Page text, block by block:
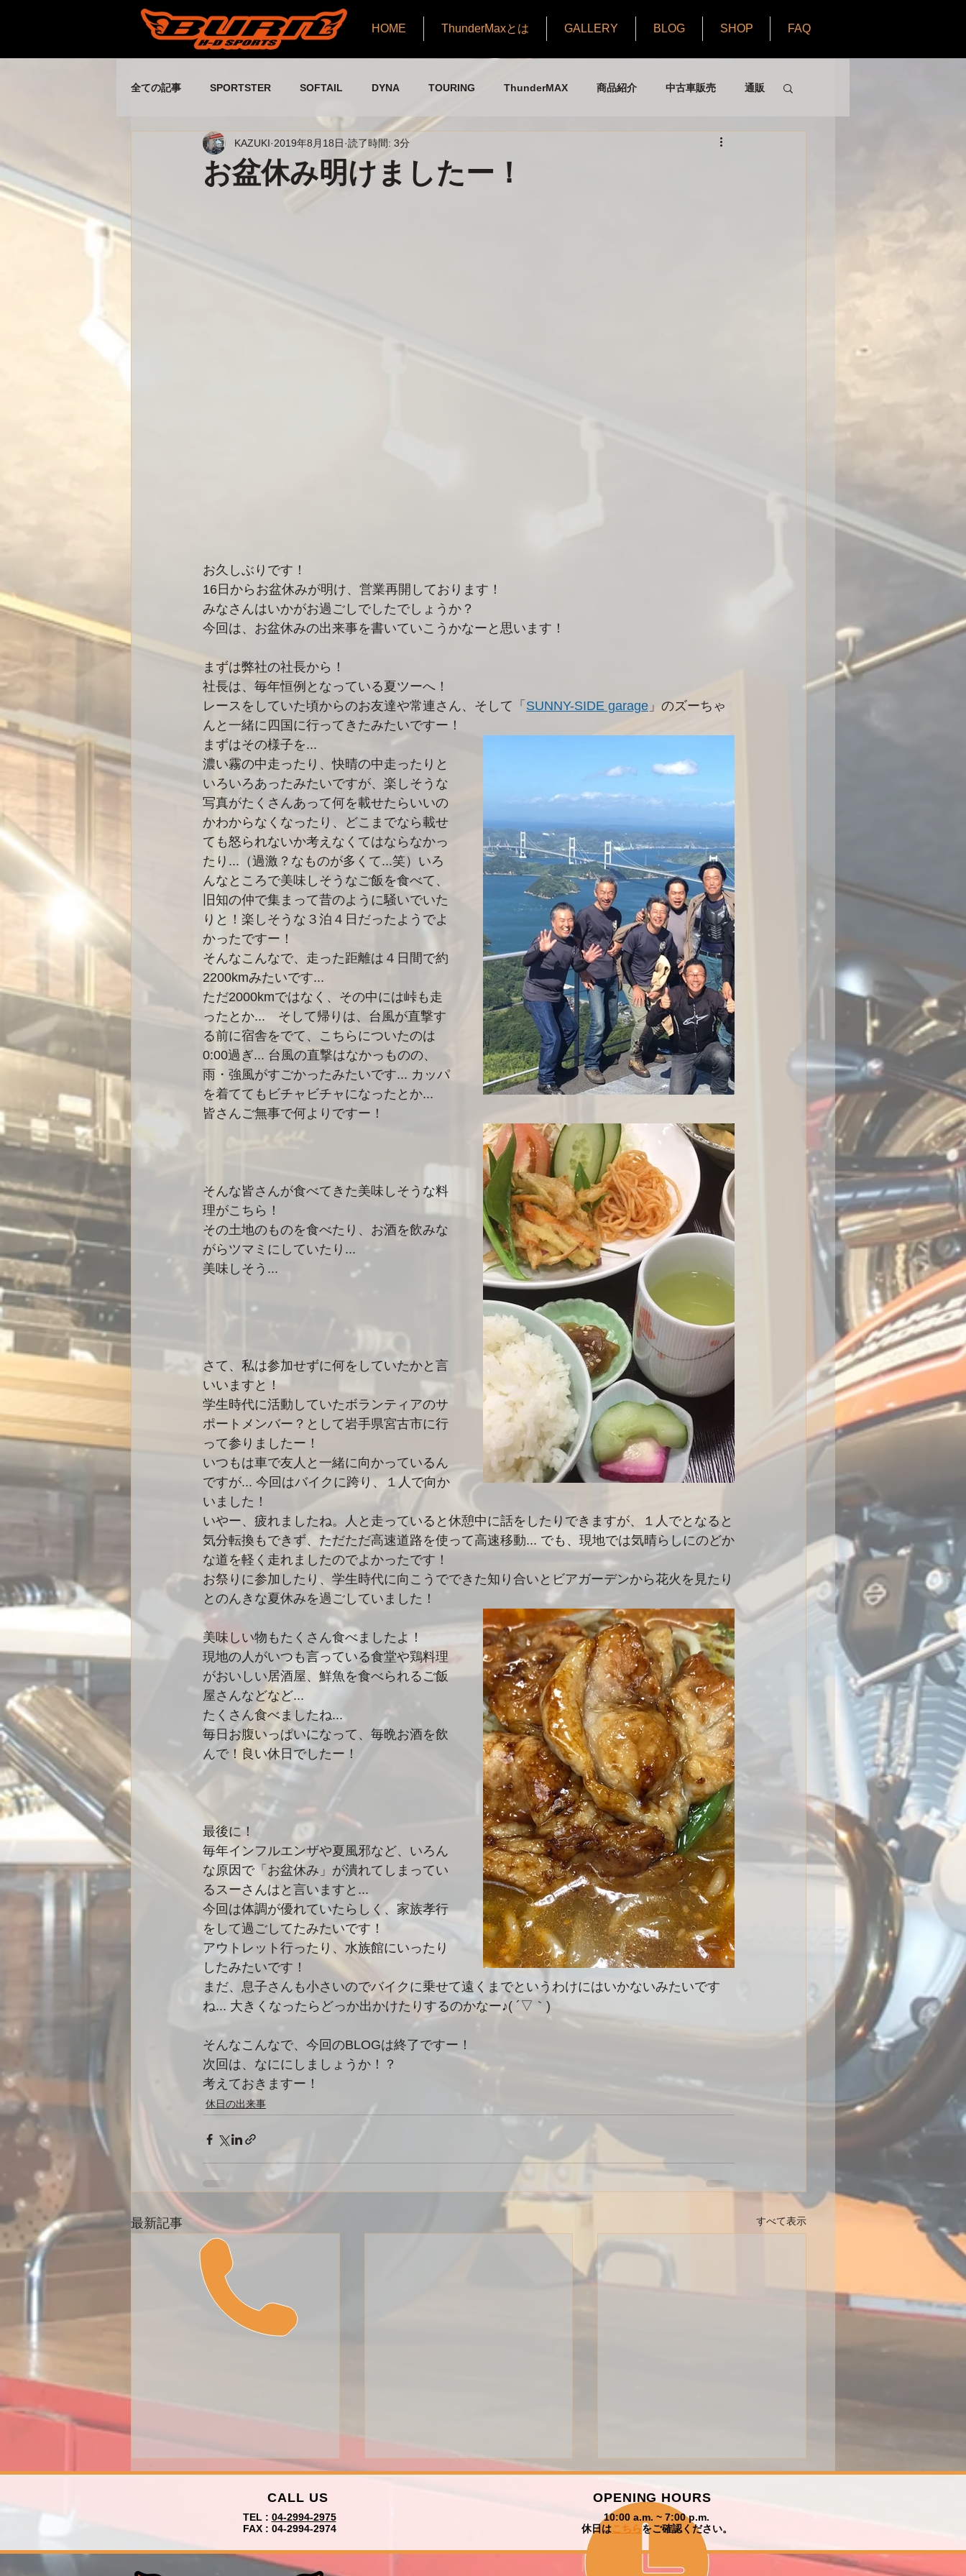
HOME ThunderMaxとは GALLERY BLOG SHOP FAQ
全ての記事 SPORTSTER SOFTAIL DYNA TOURING ThunderMAX 商品紹介 中古車販売 通販
休日の出来事 Buell 旧スタッフブログ part1
お盆休み明けましたー！
KAZUKI 2019年8月18日 読了時間: 3分
お久しぶりです！
16日からお盆休みが明け、営業再開しております！
みなさんはいかがお過ごしでしたでしょうか？
今回は、お盆休みの出来事を書いていこうかなーと思います！
まずは弊社の社長から！
社長は、毎年恒例となっている夏ツーへ！
レースをしていた頃からのお友達や常連さん、そして「 SUNNY-SIDE garage 」のズーちゃ
んと一緒に四国に行ってきたみたいですー！
まずはその様子を...
濃い霧の中走ったり、快晴の中走ったりと
いろいろあったみたいですが、楽しそうな
写真がたくさんあって何を載せたらいいの
かわからなくなったり、どこまでなら載せ
ても怒られないか考えなくてはならなかっ
たり...（過激？なものが多くて...笑）いろ
んなところで美味しそうなご飯を食べて、
旧知の仲で集まって昔のように騒いでいた
りと！楽しそうな３泊４日だったようでよ
かったですー！
そんなこんなで、走った距離は４日間で約
2200kmみたいです...
ただ2000kmではなく、その中には峠も走
ったとか...　そして帰りは、台風が直撃す
る前に宿舎をでて、こちらについたのは
0:00過ぎ... 台風の直撃はなかっものの、
雨・強風がすごかったみたいです... カッパ
を着ててもビチャビチャになったとか...
皆さんご無事で何よりですー！
そんな皆さんが食べてきた美味しそうな料
理がこちら！
その土地のものを食べたり、お酒を飲みな
がらツマミにしていたり...
美味しそう...
さて、私は参加せずに何をしていたかと言
いいますと！
学生時代に活動していたボランティアのサ
ポートメンバー？として岩手県宮古市に行
って参りましたー！
いつもは車で友人と一緒に向かっているん
ですが... 今回はバイクに跨り、１人で向か
いました！
いやー、疲れましたね。人と走っていると休憩中に話をしたりできますが、１人でとなると
気分転換もできず、ただただ高速道路を使って高速移動... でも、現地では気晴らしにのどか
な道を軽く走れましたのでよかったです！
お祭りに参加したり、学生時代に向こうでできた知り合いとビアガーデンから花火を見たり
とのんきな夏休みを過ごしていました！
美味しい物もたくさん食べましたよ！
現地の人がいつも言っている食堂や鶏料理
がおいしい居酒屋、鮮魚を食べられるご飯
屋さんなどなど...
たくさん食べましたね...
毎日お腹いっぱいになって、毎晩お酒を飲
んで！良い休日でしたー！
最後に！
毎年インフルエンザや夏風邪など、いろん
な原因で「お盆休み」が潰れてしまってい
るスーさんはと言いますと...
今回は体調が優れていたらしく、家族孝行
をして過ごしてたみたいです！
アウトレット行ったり、水族館にいったり
したみたいです！
まだ、息子さんも小さいのでバイクに乗せて遠くまでというわけにはいかないみたいです
ね... 大きくなったらどっか出かけたりするのかなー♪( ´▽｀)
そんなこんなで、今回のBLOGは終了ですー！
次回は、なににしましょうか！？
考えておきますー！
休日の出来事
最新記事 すべて表示
先日の定休日にて！
CALL US
​TEL : 04-2994-2975
FAX : 04-2994-2974
OPENING HOURS
10:00 a.m. ~ 7:00 p.m.
休日はこちらをご確認ください。​